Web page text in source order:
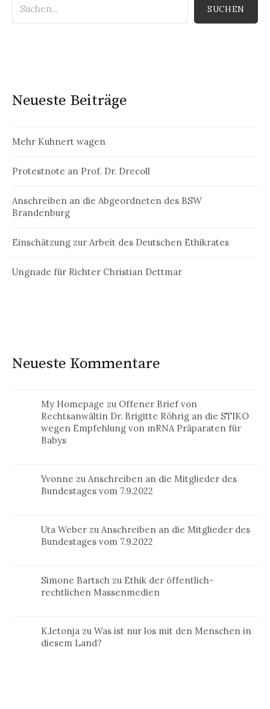
SUCHEN
Neueste Beiträge
Mehr Kuhnert wagen
Protestnote an Prof. Dr. Drecoll
Anschreiben an die Abgeordneten des BSW
Brandenburg
Einschätzung zur Arbeit des Deutschen Ethikrates
Ungnade für Richter Christian Dettmar
Neueste Kommentare
My Homepage zu Offener Brief von
Rechtsanwältin Dr. Brigitte Röhrig an die STIKO
wegen Empfehlung von mRNA Präparaten für
Babys
Yvonne zuAnschreiben an die Mitglieder des
Bundestages vom 7.9.2022
Uta Weber zuAnschreiben an die Mitglieder des
Bundestages vom 7.9.2022
Simone Bartsch zu Ethik der öffentlich-
rechtlichen Massenmedien
K.letonja zuWas ist nur los mit den Menschen in
diesem Land?